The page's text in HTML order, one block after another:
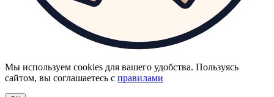
Мы используем cookies для вашего удобства. Пользуясь
сайтом, вы соглашаетесь с правилами